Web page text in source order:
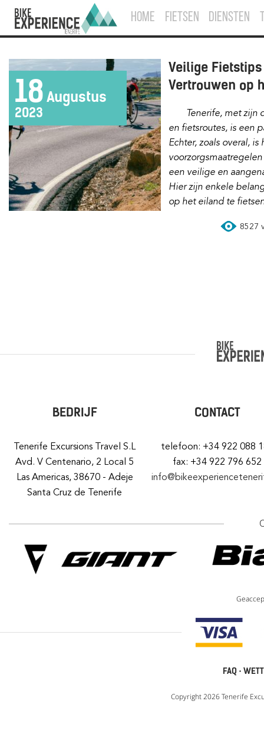
HOME FIETSEN DIENSTEN
18 Augustus
2023
Veilige
Vertrouwen op
Tenerife, met zijn diversiteit aan landschappen
en fietsroutes, is een
Echter, zoals overal,
een veilige en
Hier zijn enkele
op het eiland te
8527
BEDRIJF
Tenerife Excursions Travel S.L
Avd. V Centenario, 2 Local 5
Las Americas, 38670 - Adeje
Santa Cruz de Tenerife
CONTACT
telefoon: +34 922 088
fax: +34 922 796 652
FAQ ·
Copyright 2026 Tenerife